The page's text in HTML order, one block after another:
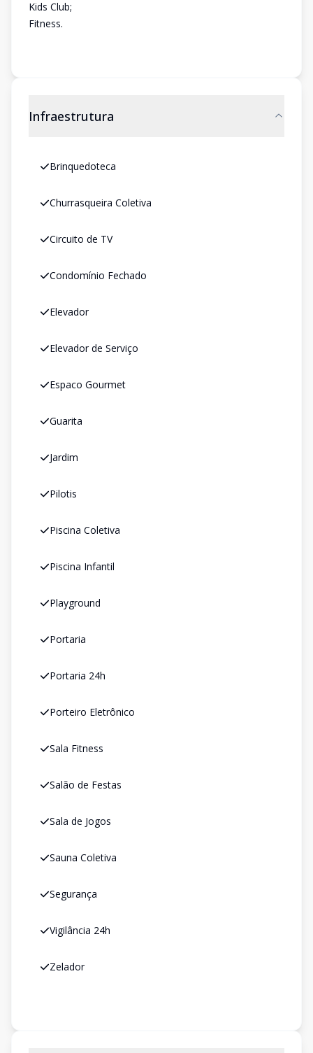
Kids Club;
Fitness.
Infraestrutura
Brinquedoteca
Churrasqueira Coletiva
Circuito de TV
Condomínio Fechado
Elevador
Elevador de Serviço
Espaco Gourmet
Guarita
Jardim
Pilotis
Piscina Coletiva
Piscina Infantil
Playground
Portaria
Portaria 24h
Porteiro Eletrônico
Sala Fitness
Salão de Festas
Sala de Jogos
Sauna Coletiva
Segurança
Vigilância 24h
Zelador